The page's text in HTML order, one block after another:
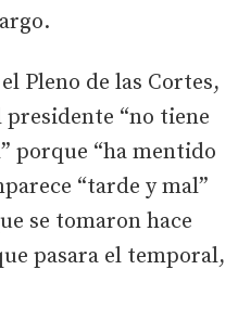
Pleno de las Cortes,
“no tiene
porque “ha mentido
“tarde y mal”
se tomaron hace
pasara el temporal,